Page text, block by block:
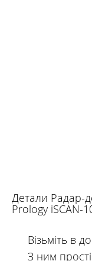
Детали Радар-
Prology iSCAN-
Візьміть в
З ним